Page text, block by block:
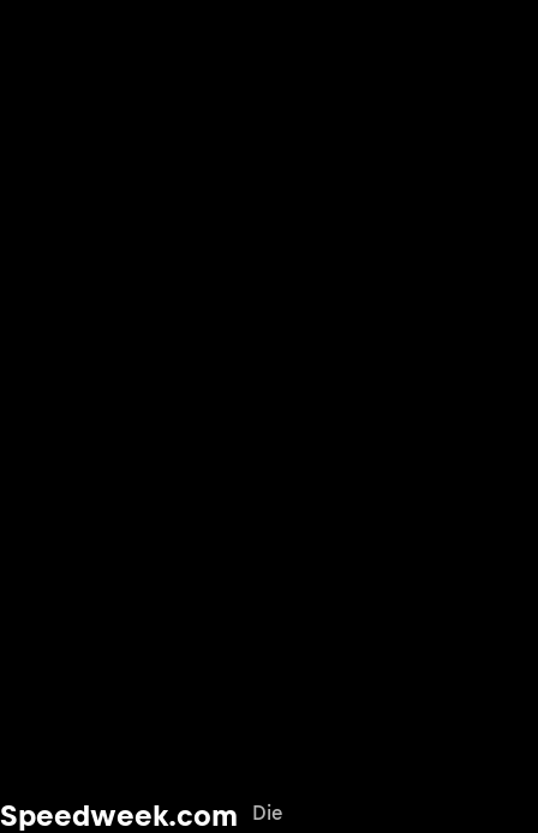
Speedweek.com
Die